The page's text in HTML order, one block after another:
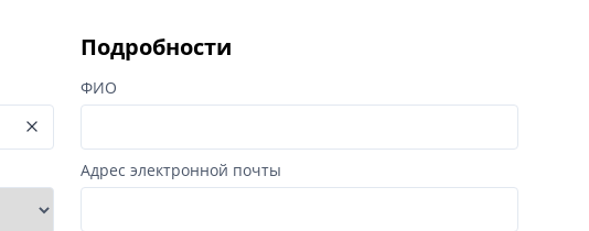
Подробности
ФИО
Адрес электронной почты